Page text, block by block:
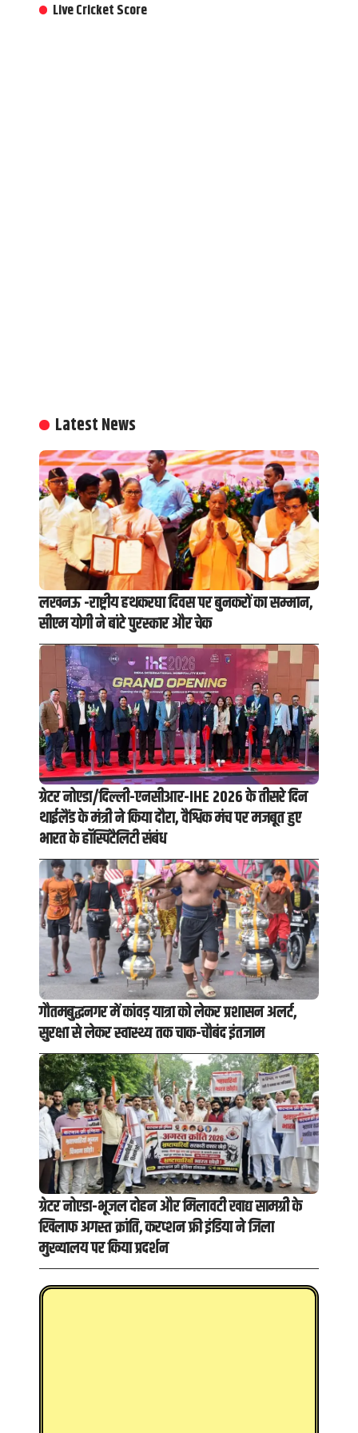
Live Cricket Score
Latest News
लखनऊ -राष्ट्रीय हथकरघा दिवस पर बुनकरों का सम्मान,
सीएम योगी ने बांटे पुरस्कार और चेक
ग्रेटर नोएडा/दिल्ली-एनसीआर-IHE 2026 के तीसरे दिन
थाईलैंड के मंत्री ने किया दौरा, वैश्विक मंच पर मजबूत हुए
भारत के हॉस्पिटैलिटी संबंध
गौतमबुद्धनगर में कांवड़ यात्रा को लेकर प्रशासन अलर्ट,
सुरक्षा से लेकर स्वास्थ्य तक चाक-चौबंद इंतजाम
ग्रेटर नोएडा-भूजल दोहन और मिलावटी खाद्य सामग्री के
खिलाफ अगस्त क्रांति, करप्शन फ्री इंडिया ने जिला
मुख्यालय पर किया प्रदर्शन